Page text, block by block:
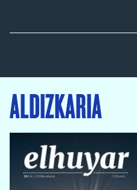
ALDIZKARIA